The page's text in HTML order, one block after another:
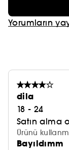
Yorumların
dila
18 - 24
Satın alma
Ürünü
Bayıldımm